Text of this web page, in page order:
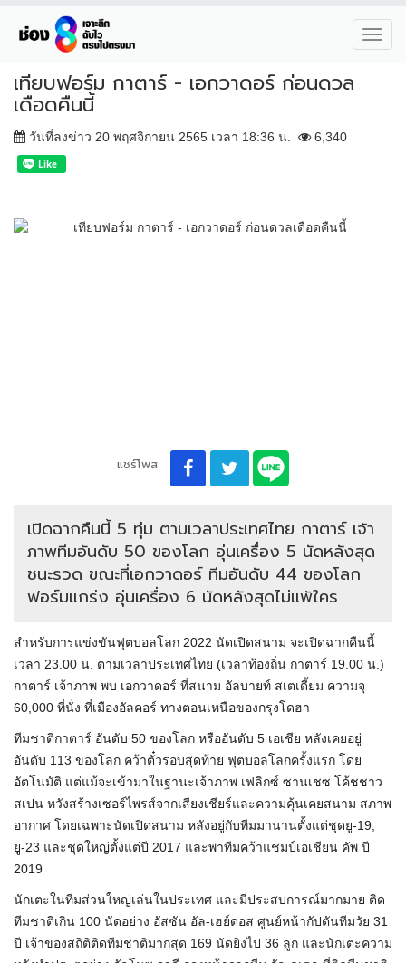
เทียบฟอร์ม กาตาร์ - เอกวาดอร์ ก่อนดวล
เดือดคืนนี้
วันที่ลงข่าว 20 พฤศจิกายน 2565 เวลา 18:36 น. 6,340
แชร์โพส
เปิดฉากคืนนี้ 5 ทุ่ม ตามเวลาประเทศไทย กาตาร์ เจ้า
ภาพทีมอันดับ 50 ของโลก อุ่นเครื่อง 5 นัดหลังสุด
ชนะรวด ขณะที่เอกวาดอร์ ทีมอันดับ 44 ของโลก
ฟอร์มแกร่ง อุ่นเครื่อง 6 นัดหลังสุดไม่แพ้ใคร
สำหรับการแข่งขันฟุตบอลโลก 2022 นัดเปิดสนาม จะเปิดฉากคืนนี้
เวลา 23.00 น. ตามเวลาประเทศไทย (เวลาท้องถิ่น กาตาร์ 19.00 น.)
กาตาร์ เจ้าภาพ พบ เอกวาดอร์ ที่สนาม อัลบายท์ สเตเดี้ยม ความจุ
60,000 ที่นั่ง ที่เมืองอัลคอร์ ทางตอนเหนือของกรุงโดฮา
ทีมชาติกาตาร์ อันดับ 50 ของโลก หรืออันดับ 5 เอเชีย หลังเคยอยู่
อันดับ 113 ของโลก คว้าตั๋วรอบสุดท้าย ฟุตบอลโลกครั้งแรก โดย
อัตโนมัติ แต่แม้จะเข้ามาในฐานะเจ้าภาพ เฟลิกซ์ ซานเชซ โค้ชชาว
สเปน หวังสร้างเซอร์ไพรส์จากเสียงเชียร์และความคุ้นเคยสนาม สภาพ
อากาศ โดยเฉพาะนัดเปิดสนาม หลังอยู่กับทีมมานานตั้งแต่ชุดยู-19,
ยู-23 และชุดใหญ่ตั้งแต่ปี 2017 และพาทีมคว้าแชมป์เอเชียน คัพ ปี
2019
นักเตะในทีมส่วนใหญ่เล่นในประเทศ และมีประสบการณ์มากมาย ติด
ทีมชาติเกิน 100 นัดอย่าง อัสซัน อัล-เฮย์ดอส ศูนย์หน้ากัปตันทีมวัย 31
ปี เจ้าของสถิติติดทีมชาติมากสุด 169 นัดยิงไป 36 ลูก และนักเตะความ